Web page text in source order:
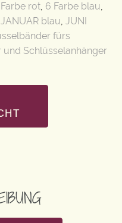
rot, 6 Farbe blau,
JANUAR blau, JUNI
fürs
und Schlüsselanhänger